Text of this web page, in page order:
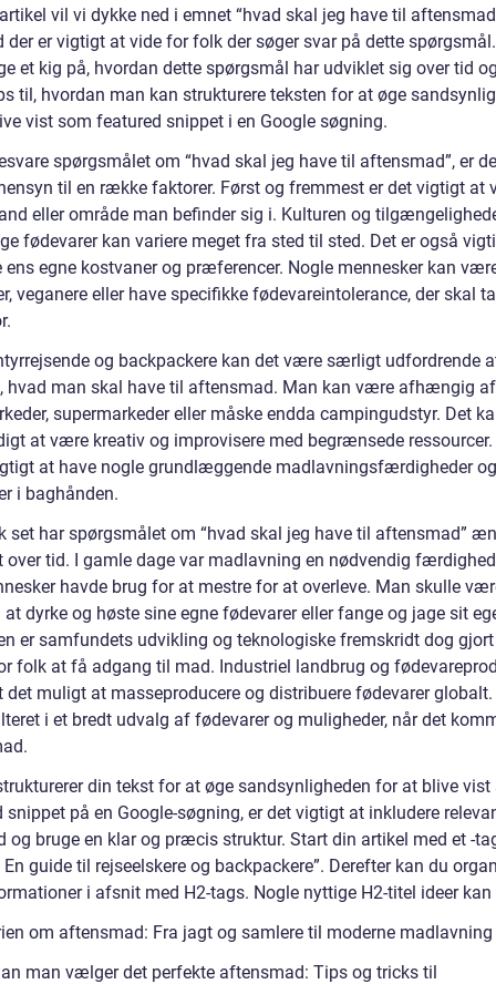
vil vi dykke ned i emnet “hvad skal jeg have til
der er vigtigt at vide for folk der søger svar på dette
et kig på, hvordan dette spørgsmål har udviklet sig over tid
til, hvordan man kan strukturere teksten for at øge
vist som featured snippet i en Google søgning.
spørgsmålet om “hvad skal jeg have til aftensmad”, er
til en række faktorer. Først og fremmest er det vigtigt at
eller område man befinder sig i. Kulturen og
fødevarer kan variere meget fra sted til sted. Det er også
ens egne kostvaner og præferencer. Nogle mennesker kan
veganere eller have specifikke fødevareintolerance, der skal
og backpackere kan det være særligt udfordrende
hvad man skal have til aftensmad. Man kan være afhængig
supermarkeder eller måske endda campingudstyr. Det
at være kreativ og improvisere med begrænsede
at have nogle grundlæggende madlavningsfærdigheder
i baghånden.
set har spørgsmålet om “hvad skal jeg have til aftensmad”
over tid. I gamle dage var madlavning en nødvendig
havde brug for at mestre for at overleve. Man skulle
dyrke og høste sine egne fødevarer eller fange og jage sit
er samfundets udvikling og teknologiske fremskridt dog
folk at få adgang til mad. Industriel landbrug og
det muligt at masseproducere og distribuere fødevarer globalt.
i et bredt udvalg af fødevarer og muligheder, når det
din tekst for at øge sandsynligheden for at blive vist
snippet på en Google-søgning, er det vigtigt at inkludere
og bruge en klar og præcis struktur. Start din artikel med et -
En guide til rejseelskere og backpackere”. Derefter kan du
i afsnit med H2-tags. Nogle nyttige H2-titel ideer
om aftensmad: Fra jagt og samlere til moderne madlavning
man vælger det perfekte aftensmad: Tips og tricks til